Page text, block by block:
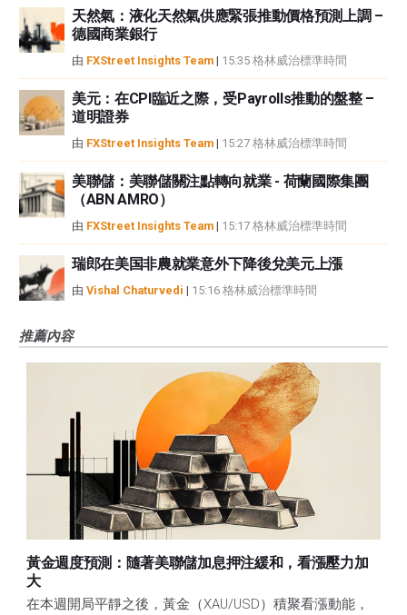
天然氣：液化天然氣供應緊張推動價格預測上調 –
德國商業銀行
由 FXStreet Insights Team | 15:35 格林威治標準時間
美元：在CPI臨近之際，受Payrolls推動的盤整 –
道明證券
由 FXStreet Insights Team | 15:27 格林威治標準時間
美聯儲：美聯儲關注點轉向就業 - 荷蘭國際集團
（ABN AMRO）
由 FXStreet Insights Team | 15:17 格林威治標準時間
瑞郎在美国非農就業意外下降後兌美元上漲
由 Vishal Chaturvedi | 15:16 格林威治標準時間
推薦內容
黃金週度預測：隨著美聯儲加息押注緩和，看漲壓力加
大
在本週開局平靜之後，黃金（XAU/USD）積聚看漲動能，